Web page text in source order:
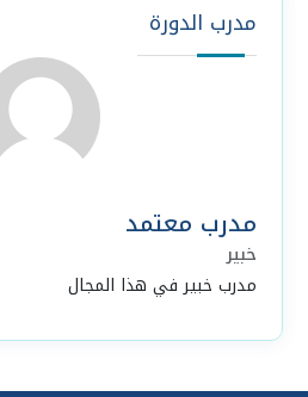
مدرب الدورة
مدرب معتمد
خبير
مدرب خبير في هذا المجال